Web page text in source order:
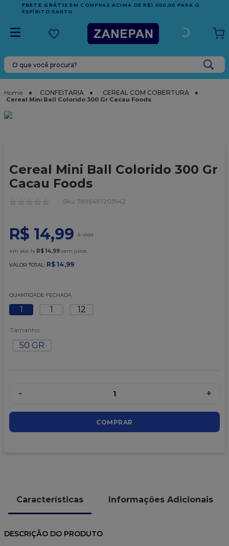
FRETE GRÁTIS EM COMPRAS ACIMA DE R$1.000,00 PARA O
ESPÍRITO SANTO
O que você procura?
CONFEITARIA CEREAL COM COBERTURA
Cereal Mini Ball Colorido 300 Gr Cacau Foods
Cereal Mini Ball Colorido 300 Gr
Cacau Foods
☆ ☆ ☆ ☆ ☆ : 7896497203542
R$ 14,99
em até 1x R$ 14,99 sem juros
VALOR TOTAL: R$ 14,99
QUANTIDADE FECHADA
1 1 12
Tamanho
50 GR
- 1 +
COMPRAR
Características Informações Adicionais
DESCRIÇÃO DO PRODUTO
TERMOS MAIS BUSCADOS
leite condensado
6
9º
caixa kraft
10º chocolate